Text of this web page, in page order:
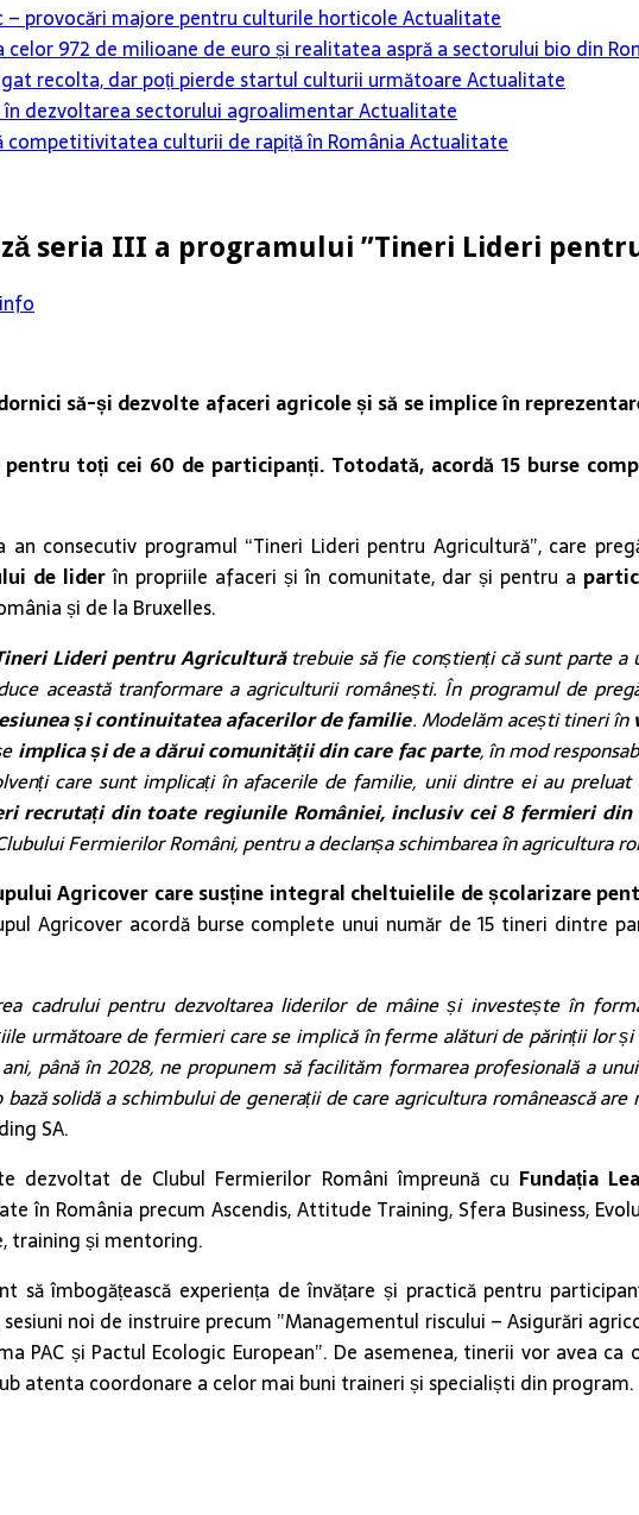
– provocări majore pentru culturile horticoleActualitate
972 de milioane de euro și realitatea aspră a sectorului bio din
recolta, dar poți pierde startul culturii următoareActualitate
dezvoltarea sectorului agroalimentarActualitate
competitivitatea culturii de rapiță în RomâniaActualitate
seria III a programului ”Tineri Lideri
să-și dezvolte afaceri agricole și să se implice în
toți cei 60 de participanți. Totodată, acordă 15 burse
consecutiv programul “Tineri Lideri pentru Agricultură”, care
de liderîn propriile afaceri și în comunitate, dar și pentru a
și de la Bruxelles.
Lideri pentru Agriculturătrebuie să fie conștienți că sunt parte a
această tranformare a agriculturii românești. În programul de
și continuitatea afacerilor de familie. Modelăm acești tineri în
implica și de a dărui comunității din care fac parte, în mod
care sunt implicați în afacerile de familie, unii dintre ei au
recrutați din toate regiunile României, inclusiv cei 8 fermieri din
Fermierilor Români, pentru a declanșa schimbarea în agricultura
Agricover care susține integral cheltuielile de școlarizare
Agricover acordă burse complete unui număr de 15 tineri dintre
cadrului pentru dezvoltarea liderilor de mâine și investește în
următoare de fermieri care se implică în ferme alături de părinții lor
până în 2028, ne propunem să facilităm formarea profesională a
solidă a schimbului de generații de care agricultura românească
SA.
dezvoltat de Clubul Fermierilor Români împreună cu Fundația
în România precum Ascendis, Attitude Training, Sfera Business,
training și mentoring.
să îmbogățească experiența de învățare și practică pentru
noi de instruire precum ”Managementul riscului – Asigurări
PAC și Pactul Ecologic European”. De asemenea, tinerii vor avea
atenta coordonare a celor mai buni traineri și specialiști din program.